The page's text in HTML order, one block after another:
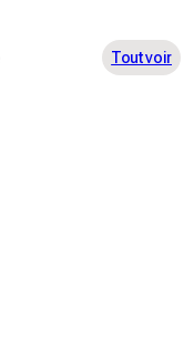
Tout voir